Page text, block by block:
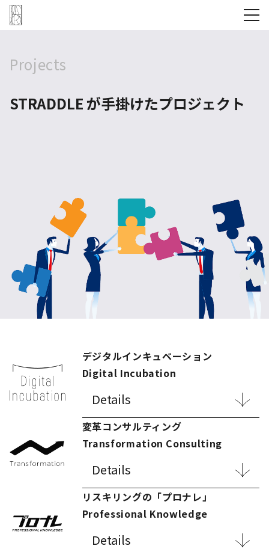
Projects
STRADDLE が手掛けたプロジェクト
デジタルインキュベーション
Digital Incubation
Details
変革コンサルティング
Transformation Consulting
Details
リスキリングの「プロナレ」
Professional Knowledge
Details